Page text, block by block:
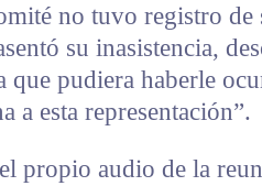
no tuvo registro
su inasistencia,
que pudiera haberle
a esta representación”.
propio audio de la